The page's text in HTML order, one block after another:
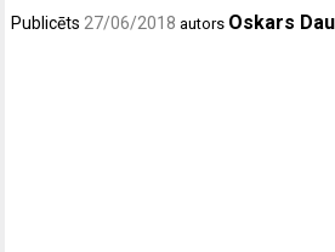
Publicēts 27/06/2018 autors Oskars